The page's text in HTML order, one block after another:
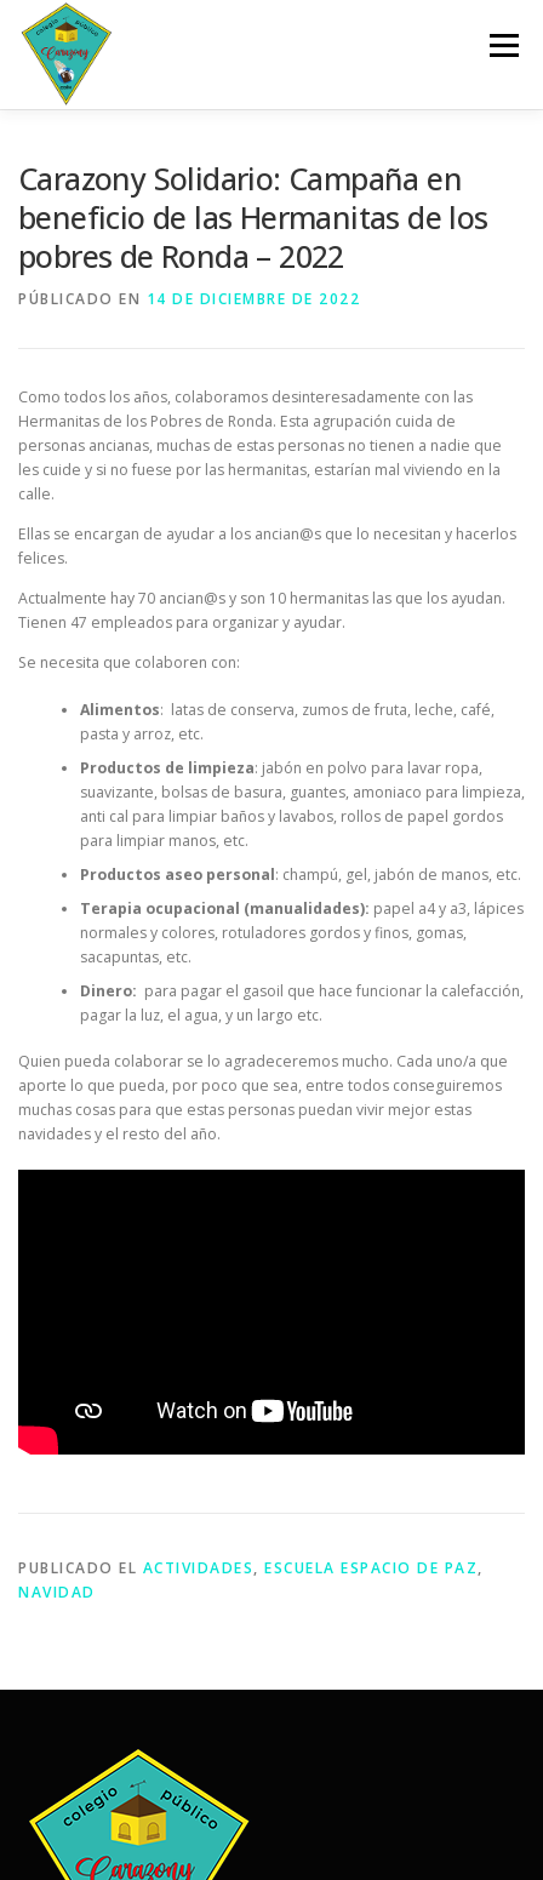
contenido
Menú
PLANES Y PROGRAMAS ACTIVIDADES
Carazony Solidario: Campaña en
beneficio de las Hermanitas de los
pobres de Ronda – 2022
PÚBLICADO EN 14 DE DICIEMBRE DE 2022
Como todos los años, colaboramos desinteresadamente con las
Hermanitas de los Pobres de Ronda. Esta agrupación cuida de
personas ancianas, muchas de estas personas no tienen a nadie que
les cuide y si no fuese por las hermanitas, estarían mal viviendo en la
calle.
Ellas se encargan de ayudar a los ancian@s que lo necesitan y hacerlos
felices.
Actualmente hay 70 ancian@s y son 10 hermanitas las que los ayudan.
Tienen 47 empleados para organizar y ayudar.
Se necesita que colaboren con:
Alimentos: latas de conserva, zumos de fruta, leche, café,
pasta y arroz, etc.
Productos de limpieza: jabón en polvo para lavar ropa,
suavizante, bolsas de basura, guantes, amoniaco para limpieza,
anti cal para limpiar baños y lavabos, rollos de papel gordos
para limpiar manos, etc.
Productos aseo personal: champú, gel, jabón de manos, etc.
Terapia ocupacional (manualidades): papel a4 y a3, lápices
normales y colores, rotuladores gordos y finos, gomas,
sacapuntas, etc.
Dinero: para pagar el gasoil que hace funcionar la calefacción,
pagar la luz, el agua, y un largo etc.
Quien pueda colaborar se lo agradeceremos mucho. Cada uno/a que
aporte lo que pueda, por poco que sea, entre todos conseguiremos
muchas cosas para que estas personas puedan vivir mejor estas
navidades y el resto del año.
PUBLICADO EL ACTIVIDADES, ESCUELA ESPACIO DE PAZ,
NAVIDAD